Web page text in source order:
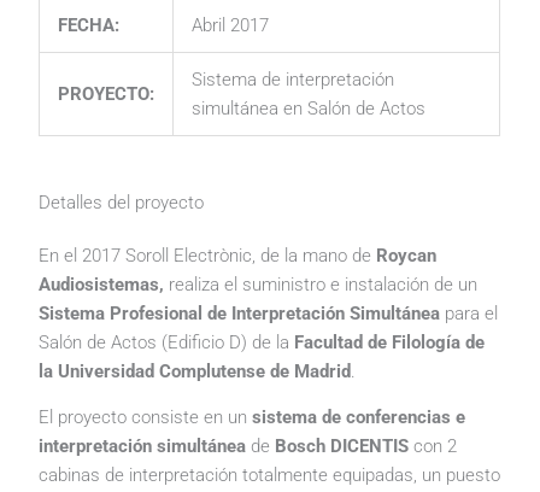
FECHA: Abril 2017
PROYECTO:
Sistema de interpretación
simultánea en Salón de Actos
Detalles del proyecto
En el 2017 Soroll Electrònic, de la mano de Roycan
Audiosistemas, realiza el suministro e instalación de un
Sistema Profesional de Interpretación Simultánea para el
Salón de Actos (Edificio D) de la Facultad de Filología de
la Universidad Complutense de Madrid.
El proyecto consiste en unsistema de conferencias e
interpretación simultánea de Bosch DICENTIScon 2
cabinas de interpretación totalmente equipadas, un puesto